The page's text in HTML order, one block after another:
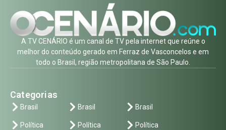
A TV CENÁRIO é um canal de TV pela internet que reúne o
melhor do conteúdo gerado em Ferraz de Vasconcelos e em
todo o Brasil, região metropolitana de São Paulo.
Categorias
Brasil
Política
Brasil
Política
Brasil
Política